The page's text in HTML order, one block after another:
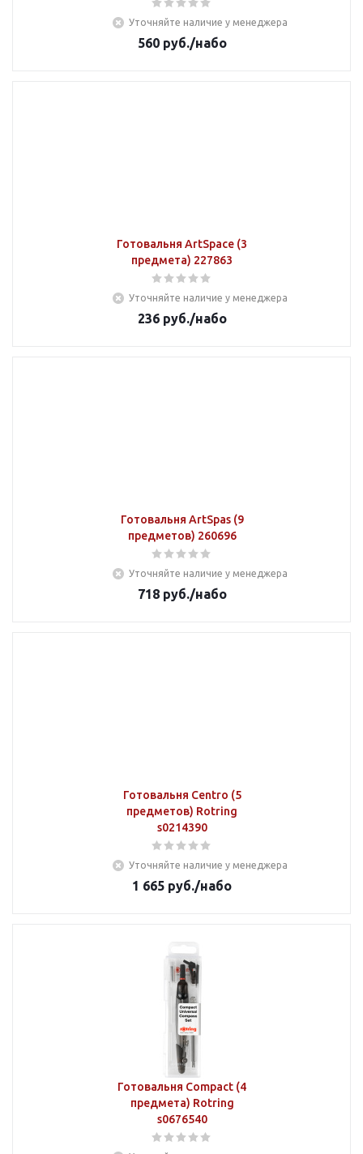
Уточняйте наличие у менеджера
560руб./набо
Готовальня ArtSpace (3
предмета) 227863
Уточняйте наличие у менеджера
236руб./набо
Готовальня ArtSpas (9
предметов) 260696
Уточняйте наличие у менеджера
718руб./набо
Готовальня Centro (5
предметов) Rotring
s0214390
Уточняйте наличие у менеджера
1 665 руб./набо
Готовальня Compact (4
предмета) Rotring
s0676540